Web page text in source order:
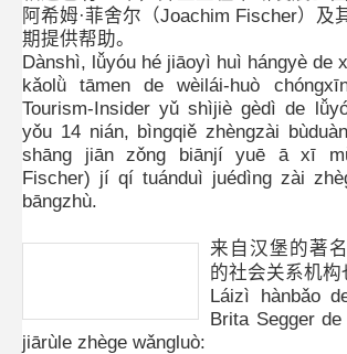
阿希姆·菲舍尔（Joachim Fischer）及
期提供帮助。
Dànshì, lǚyóu hé jiāoyì huì hángyè de
kǎolǜ tāmen de wèilái-huò
Tourism-Insider yǔ shìjiè gèdì de
yǒu 14 nián, bìngqiě zhèngzài
shāng jiān zǒng biānjí yuē ā xī
Fischer) jí qí tuánduì juédìng zài
bāngzhù.
来自汉堡的著
的社会关系机
Láizì hànbǎo
Brita Segger
jiārùle zhège wǎngluò: